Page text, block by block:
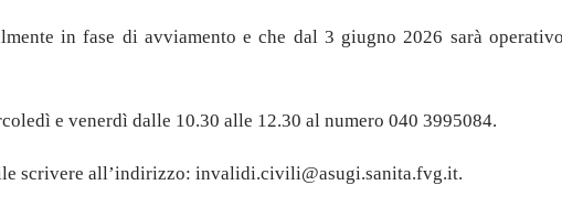
in fase di avviamento e che dal 3 giugno 2026 sarà
e venerdì dalle 10.30 alle 12.30 al numero 040 3995084.
scrivere all’indirizzo: invalidi.civili@asugi.sanita.fvg.it.